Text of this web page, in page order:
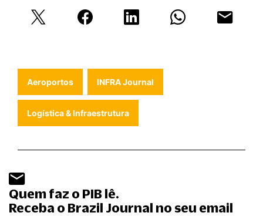
Aeroportos INFRA Journal
Logística & Infraestrutura
Quem faz o PIB lê.
Receba o Brazil Journal no seu email